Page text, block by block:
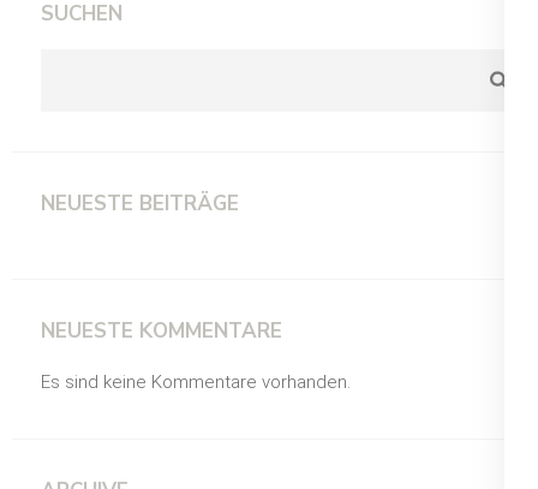
SUCHEN
NEUESTE BEITRÄGE
NEUESTE KOMMENTARE
Es sind keine Kommentare vorhanden.